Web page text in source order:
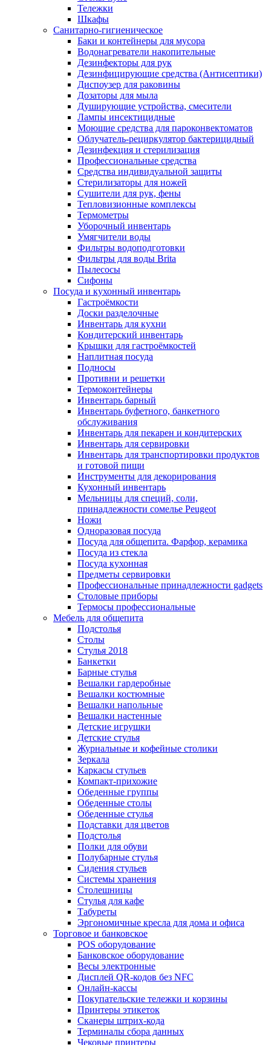
Тележки
Шкафы
Санитарно-гигиеническое
Баки и контейнеры для мусора
Водонагреватели накопительные
Дезинфекторы для рук
Дезинфицирующие средства (Антисептики)
Диспоузер для раковины
Дозаторы для мыла
Душирующие устройства, смесители
Лампы инсектицидные
Моющие средства для пароконвектоматов
Облучатель-рециркулятор бактерицидный
Дезинфекция и стерилизация
Профессиональные средства
Средства индивидуальной защиты
Стерилизаторы для ножей
Сушители для рук, фены
Тепловизионные комплексы
Термометры
Уборочный инвентарь
Умягчители воды
Фильтры водоподготовки
Фильтры для воды Brita
Пылесосы
Сифоны
Посуда и кухонный инвентарь
Гастроёмкости
Доски разделочные
Инвентарь для кухни
Кондитерский инвентарь
Крышки для гастроёмкостей
Наплитная посуда
Подносы
Противни и решетки
Термоконтейнеры
Инвентарь барный
Инвентарь буфетного, банкетного
обслуживания
Инвентарь для пекарен и кондитерских
Инвентарь для сервировки
Инвентарь для транспортировки продуктов
и готовой пищи
Инструменты для декорирования
Кухонный инвентарь
Мельницы для специй, соли,
принадлежности сомелье Peugeot
Ножи
Одноразовая посуда
Посуда для общепита. Фарфор, керамика
Посуда из стекла
Посуда кухонная
Предметы сервировки
Профессиональные принадлежности gadgets
Столовые приборы
Термосы профессиональные
Мебель для общепита
Подстолья
Столы
Стулья 2018
Банкетки
Барные стулья
Вешалки гардеробные
Вешалки костюмные
Вешалки напольные
Вешалки настенные
Детские игрушки
Детские стулья
Журнальные и кофейные столики
Зеркала
Каркасы стульев
Компакт-прихожие
Обеденные группы
Обеденные столы
Обеденные стулья
Подставки для цветов
Подстолья
Полки для обуви
Полубарные стулья
Сидения стульев
Системы хранения
Столешницы
Стулья для кафе
Табуреты
Эргономичные кресла для дома и офиса
Торговое и банковское
POS оборудование
Банковское оборудование
Весы электронные
Дисплей QR-кодов без NFC
Онлайн-кассы
Покупательские тележки и корзины
Принтеры этикеток
Сканеры штрих-кода
Терминалы сбора данных
Чековые принтеры